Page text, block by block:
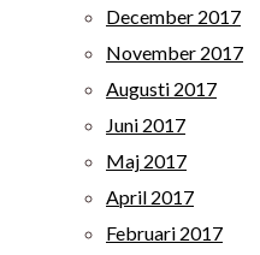
December 2017
November 2017
Augusti 2017
Juni 2017
Maj 2017
April 2017
Februari 2017